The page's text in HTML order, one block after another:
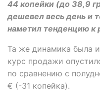
44 копейки (до 38,9
дешевел весь день и
наметил тенденцию к
Та же динамика была
курс продажи
по сравнению с
€ (-31 копейка).